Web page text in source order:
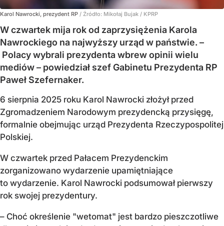
Karol Nawrocki, prezydent RP / Źródło: Mikołaj Bujak / KPRP
W czwartek mija rok od zaprzysiężenia Karola
Nawrockiego na najwyższy urząd w państwie. –
Polacy wybrali prezydenta wbrew opinii wielu
mediów – powiedział szef Gabinetu Prezydenta RP
Paweł Szefernaker.
6 sierpnia 2025 roku Karol Nawrocki złożył przed
Zgromadzeniem Narodowym prezydencką przysięgę,
formalnie obejmując urząd Prezydenta Rzeczypospolitej
Polskiej.
W czwartek przed Pałacem Prezydenckim
zorganizowano wydarzenie upamiętniające
to wydarzenie. Karol Nawrocki podsumował pierwszy
rok swojej prezydentury.
– Choć określenie "wetomat" jest bardzo pieszczotliwe